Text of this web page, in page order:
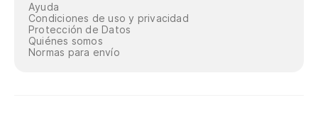
Ayuda
Condiciones de uso y privacidad
Protección de Datos
Quiénes somos
Normas para envío